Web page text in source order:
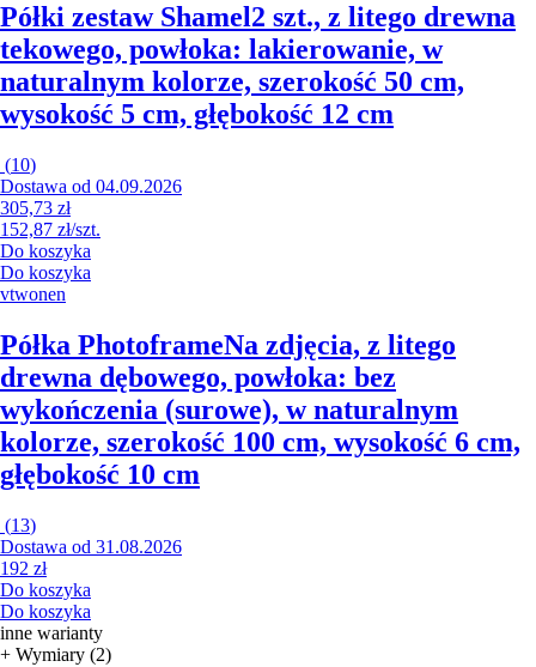
Półki zestaw Shamel2 szt., z litego drewna
tekowego, powłoka: lakierowanie, w
naturalnym kolorze, szerokość 50 cm,
wysokość 5 cm, głębokość 12 cm
(10)
Dostawa od 04.09.2026
305,73 zł
152,87 zł/szt.
Do koszyka
Do koszyka
vtwonen
Półka PhotoframeNa zdjęcia, z litego
drewna dębowego, powłoka: bez
wykończenia (surowe), w naturalnym
kolorze, szerokość 100 cm, wysokość 6 cm,
głębokość 10 cm
(13)
Dostawa od 31.08.2026
192 zł
Do koszyka
Do koszyka
inne warianty
+ Wymiary (2)